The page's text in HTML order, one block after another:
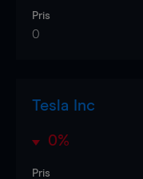
Pris
0
Tesla Inc
0%
Pris